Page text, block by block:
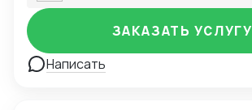
Написать
ЗАКАЗАТЬ УСЛУГУ